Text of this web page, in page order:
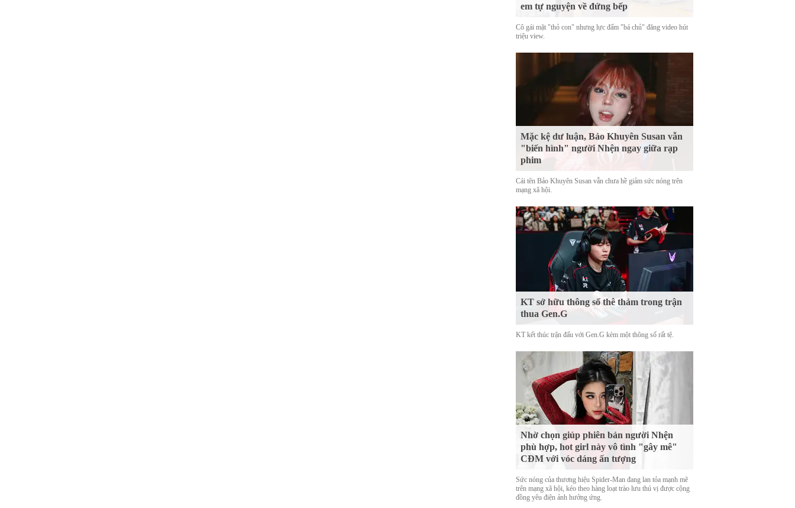
em tự nguyện về đứng bếp
Cô gái mặt "thỏ con" nhưng lực đấm "bá chủ" đăng video hút
triệu view.
Mặc kệ dư luận, Bảo Khuyên Susan vẫn
"biến hình" người Nhện ngay giữa rạp
phim
Cái tên Bảo Khuyên Susan vẫn chưa hề giảm sức nóng trên
mạng xã hội.
KT sở hữu thông số thê thảm trong trận
thua Gen.G
KT kết thúc trận đấu với Gen.G kèm một thông số rất tệ.
Nhờ chọn giúp phiên bản người Nhện
phù hợp, hot girl này vô tình "gây mê"
CĐM với vóc dáng ấn tượng
Sức nóng của thương hiệu Spider-Man đang lan tỏa mạnh mẽ
trên mạng xã hội, kéo theo hàng loạt trào lưu thú vị được cộng
đồng yêu điện ảnh hưởng ứng.